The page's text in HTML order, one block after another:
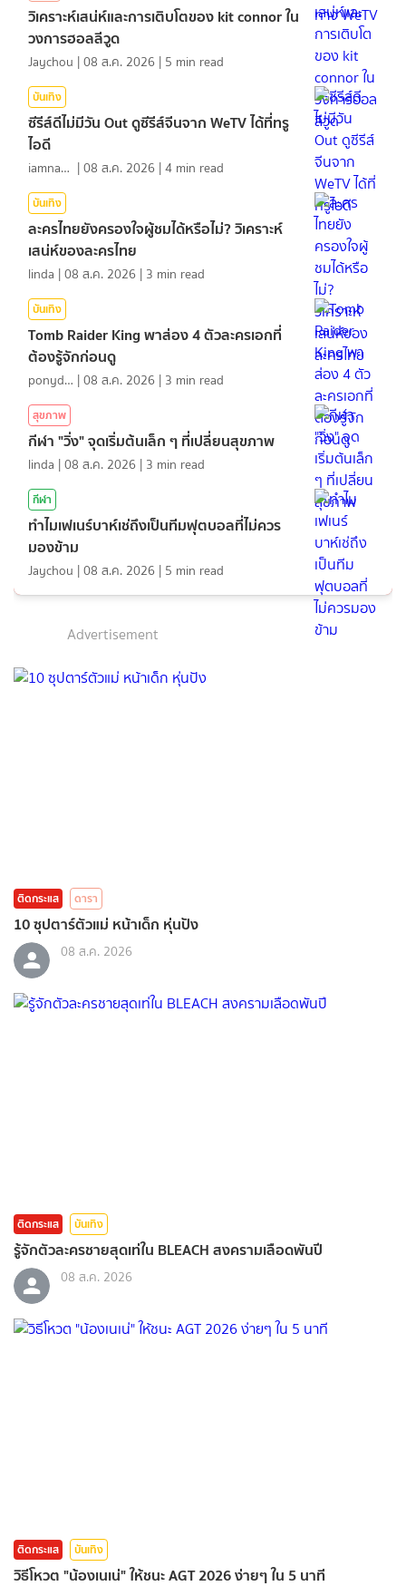
วิเคราะห์เสน่ห์และการเติบโตของ kit connor ใน
วงการฮอลลีวูด
Jaychou |08 ส.ค. 2026 | 5 min read
บันเทิง
ซีรีส์ดีไม่มีวัน Out ดูซีรีส์จีนจาก WeTV ได้ที่ทรู
ไอดี
iamnan23 |08 ส.ค. 2026 |4 min read
บันเทิง
ละครไทยยังครองใจผู้ชมได้หรือไม่? วิเคราะห์
เสน่ห์ของละครไทย
linda |08 ส.ค. 2026 | 3 min read
บันเทิง
Tomb Raider King พาส่อง 4 ตัวละครเอกที่
ต้องรู้จักก่อนดู
ponydiary |08 ส.ค. 2026 | 3 min read
สุขภาพ
กีฬา "วิ่ง" จุดเริ่มต้นเล็ก ๆ ที่เปลี่ยนสุขภาพ
linda |08 ส.ค. 2026 | 3 min read
กีฬา
ทำไมเฟเนร์บาห์เช่ถึงเป็นทีมฟุตบอลที่ไม่ควร
มองข้าม
Jaychou |08 ส.ค. 2026 | 5 min read
Advertisement
ติดกระแส ดารา
10 ซุปตาร์ตัวแม่ หน้าเด็ก หุ่นปัง
08 ส.ค. 2026
ติดกระแส บันเทิง
รู้จักตัวละครชายสุดเท่ใน BLEACH สงครามเลือดพันปี
08 ส.ค. 2026
ติดกระแส บันเทิง
วิธีโหวต "น้องเนเน่" ให้ชนะ AGT 2026 ง่ายๆ ใน 5 นาที